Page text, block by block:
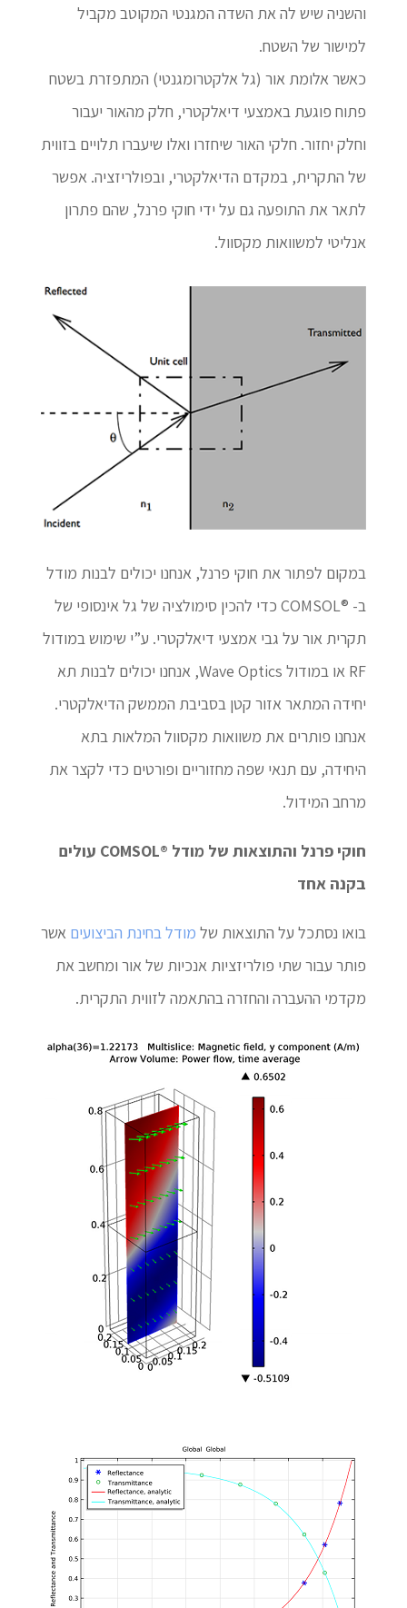
והשניה שיש לה את השדה המגנטי המקוטב מקביל
למישור של השטח.
כאשר אלומת אור (גל אלקטרומגנטי) המתפזרת בשטח
פתוח פוגעת באמצעי דיאלקטרי, חלק מהאור יעבור
וחלק יחזור. חלקי האור שיחזרו ואלו שיעברו תלויים בזווית
של התקרית, במקדם הדיאלקטרי, ובפולריזציה. אפשר
לתאר את התופעה גם על ידי חוקי פרנל, שהם פתרון
אנליטי למשוואות מקסוול.
במקום לפתור את חוקי פרנל, אנחנו יכולים לבנות מודל
ב- ®COMSOL כדי להכין סימולציה של גל אינסופי של
תקרית אור על גבי אמצעי דיאלקטרי. ע”י שימוש במודול
RF או במודול Wave Optics, אנחנו יכולים לבנות תא
יחידה המתאר אזור קטן בסביבת הממשק הדיאלקטרי.
אנחנו פותרים את משוואות מקסוול המלאות בתא
היחידה, עם תנאי שפה מחזוריים ופורטים כדי לקצר את
מרחב המידול.
חוקי פרנל והתוצאות של מודל ®COMSOL עולים
בקנה אחד
בואו נסתכל על התוצאות של מודל בחינת הביצועים אשר
פותר עבור שתי פולריזציות אנכיות של אור ומחשב את
מקדמי ההעברה והחזרה בהתאמה לזווית התקרית.